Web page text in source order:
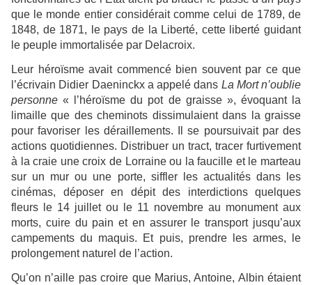
que le monde entier considérait comme celui de 1789, de
1848, de 1871, le pays de la Liberté, cette liberté guidant
le peuple immortalisée par Delacroix.
Leur héroïsme avait commencé bien souvent par ce que
l’écrivain Didier Daeninckx a appelé dans La Mort n’oublie
personne « l’héroïsme du pot de graisse », évoquant la
limaille que des cheminots dissimulaient dans la graisse
pour favoriser les déraillements. Il se poursuivait par des
actions quotidiennes. Distribuer un tract, tracer furtivement
à la craie une croix de Lorraine ou la faucille et le marteau
sur un mur ou une porte, siffler les actualités dans les
cinémas, déposer en dépit des interdictions quelques
fleurs le 14 juillet ou le 11 novembre au monument aux
morts, cuire du pain et en assurer le transport jusqu’aux
campements du maquis. Et puis, prendre les armes, le
prolongement naturel de l’action.
Qu’on n’aille pas croire que Marius, Antoine, Albin étaient